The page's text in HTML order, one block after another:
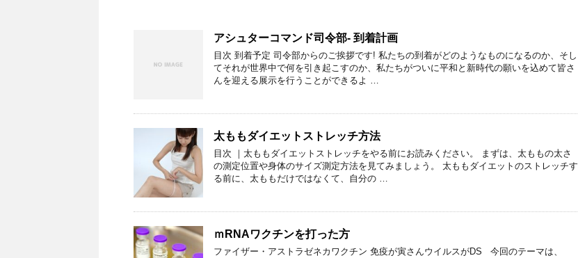
アシュターコマンド司令部- 到着計画
目次 到着予定 司令部からのご挨拶です! 私たちの到着がどのようなものになるのか、そし
てそれが世界中で何を引き起こすのか、私たちがついに平和と新時代の願いを込めて皆さ
んを迎える展示を行うことができるよ …
太ももダイエットストレッチ方法
目次 ｜太ももダイエットストレッチをやる前にお読みください。 まずは、太ももの太さ
の測定位置や身体のサイズ測定方法を見てみましょう。 太ももダイエットのストレッチす
る前に、太ももだけではなくて、自分の …
ｍRNAワクチンを打った方
ファイザー・アストラゼネカワクチン 免疫が寅さんウイルスがDS 今回のテーマは、